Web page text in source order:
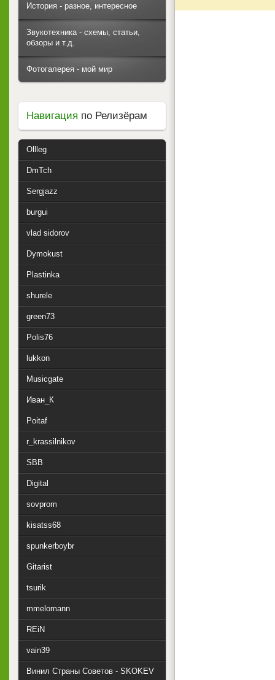
История - разное, интересное
Звукотехника - схемы, статьи,
обзоры и т.д.
Фотогалерея - мой мир
Навигация по Релизёрам
Ollleg
DmTch
Sergjazz
burgui
vlad sidorov
Dymokust
Plastinka
shurele
green73
Polis76
lukkon
Musicgate
Иван_К
Poitaf
r_krassilnikov
SBB
Digital
sovprom
kisatss68
spunkerboybr
Gitarist
tsurik
mmelomann
REiN
vain39
Винил Страны Советов - SKOKEV